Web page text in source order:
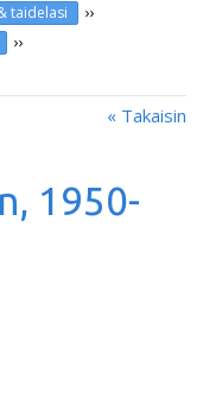
taidelasi ››
››
« Takaisin
1950-